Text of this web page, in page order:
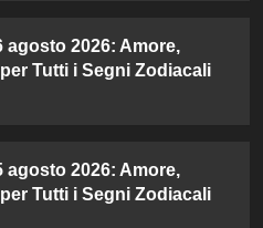
agosto 2026: Amore,
Tutti i Segni Zodiacali
agosto 2026: Amore,
Tutti i Segni Zodiacali